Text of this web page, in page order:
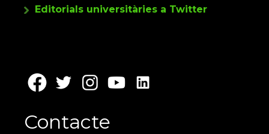
Editorials universitàries a Twitter
Contacte